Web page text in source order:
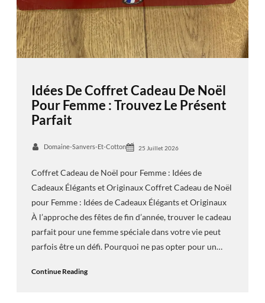
Idées De Coffret Cadeau De Noël
Pour Femme : Trouvez Le Présent
Parfait
Domaine-Sanvers-Et-Cotton 25 Juillet 2026
Coffret Cadeau de Noël pour Femme : Idées de
Cadeaux Élégants et Originaux Coffret Cadeau de Noël
pour Femme : Idées de Cadeaux Élégants et Originaux
À l’approche des fêtes de fin d’année, trouver le cadeau
parfait pour une femme spéciale dans votre vie peut
parfois être un défi. Pourquoi ne pas opter pour un…
Continue Reading